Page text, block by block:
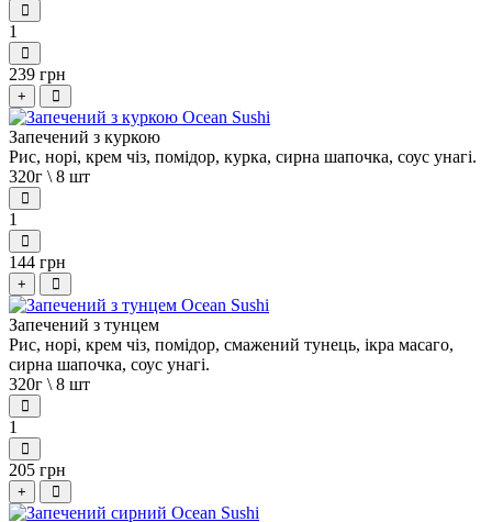
1
239 грн
+
Запечений з куркою
Рис, норі, крем чіз, помідор, курка, сирна шапочка, соус унагі.
320г \ 8 шт
1
144 грн
+
Запечений з тунцем
Рис, норі, крем чіз, помідор, смажений тунець, ікра масаго,
сирна шапочка, соус унагі.
320г \ 8 шт
1
205 грн
+